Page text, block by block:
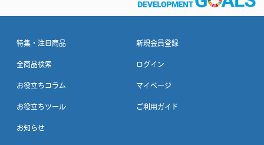
特集・注目商品
全商品検索
お役立ちコラム
お役立ちツール
お知らせ
新規会員登録
ログイン
マイページ
ご利用ガイド